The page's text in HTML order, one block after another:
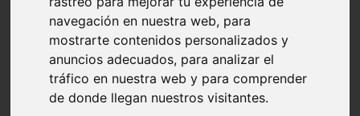
navegación en nuestra web, para
mostrarte contenidos personalizados y
anuncios adecuados, para analizar el
tráfico en nuestra web y para comprender
de donde llegan nuestros visitantes.
945 121 003
Navegación
palanca